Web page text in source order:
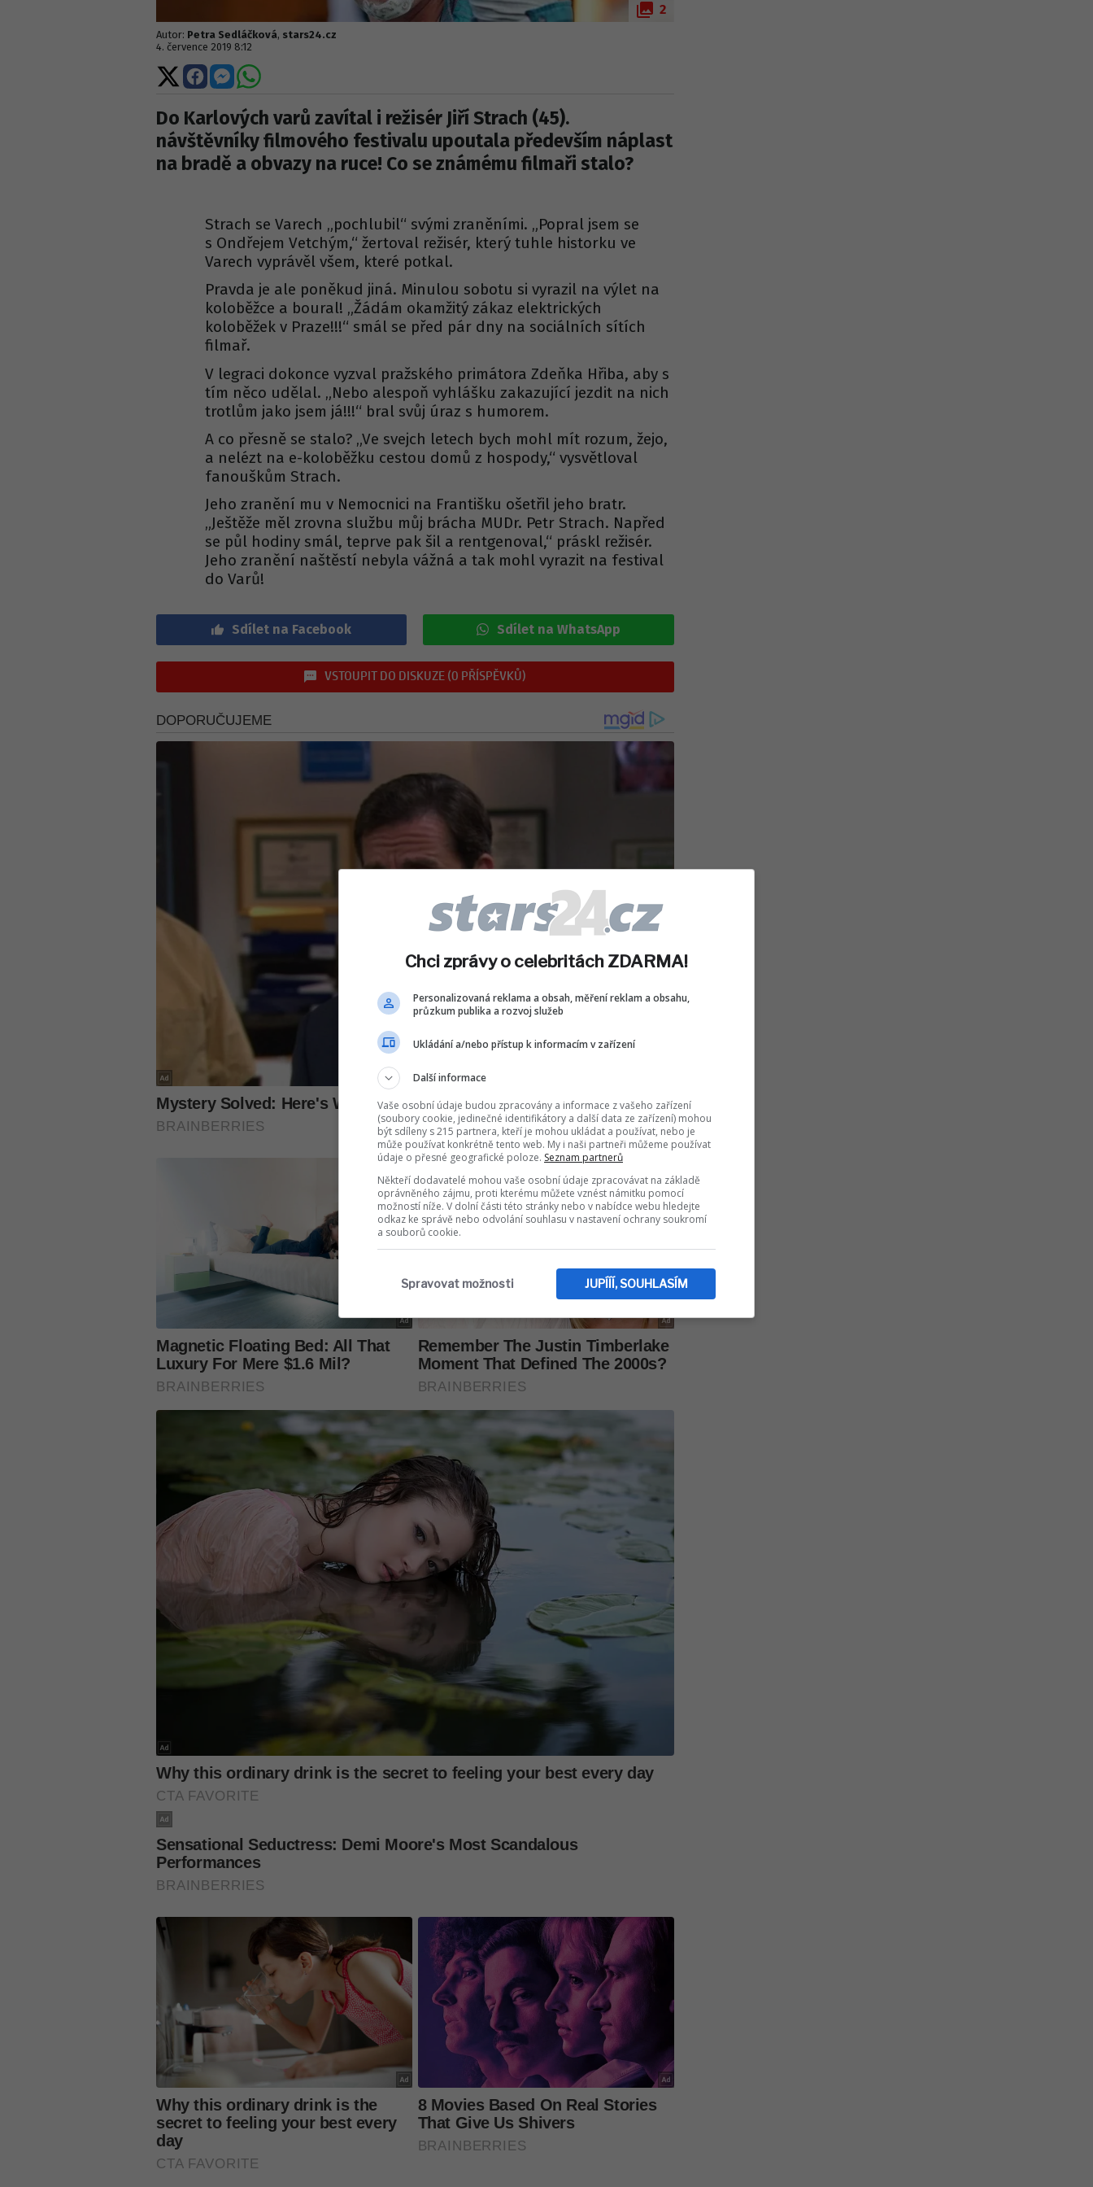
2
Autor: Petra Sedláčková, stars24.cz
4. července 2019 8:12
Sdílet
na
Sdílet
na
Sdílet
na
Sdílet
Do Karlových varů zavítal i režisér Jiří Strach (45).
návštěvníky filmového festivalu upoutala především náplast
na bradě a obvazy na ruce! Co se známému filmaři stalo?
Strach se Varech „pochlubil“ svými zraněními. „Popral jsem se
s Ondřejem Vetchým,“ žertoval režisér, který tuhle historku ve
Varech vyprávěl všem, které potkal.
Pravda je ale poněkud jiná. Minulou sobotu si vyrazil na výlet na
koloběžce a boural! „Žádám okamžitý zákaz elektrických
koloběžek v Praze!!!“ smál se před pár dny na sociálních sítích
filmař.
V legraci dokonce vyzval pražského primátora Zdeňka Hřiba, aby s
tím něco udělal. „Nebo alespoň vyhlášku zakazující jezdit na nich
trotlům jako jsem já!!!“ bral svůj úraz s humorem.
A co přesně se stalo? „Ve svejch letech bych mohl mít rozum, žejo,
a nelézt na e-koloběžku cestou domů z hospody,“ vysvětloval
fanouškům Strach.
Jeho zranění mu v Nemocnici na Františku ošetřil jeho bratr.
„Ještěže měl zrovna službu můj brácha MUDr. Petr Strach. Napřed
se půl hodiny smál, teprve pak šil a rentgenoval,“ práskl režisér.
Jeho zranění naštěstí nebyla vážná a tak mohl vyrazit na festival
do Varů!
Sdílet na Facebook Sdílet na WhatsApp
VSTOUPIT DO DISKUZE (0 PŘÍSPĚVKŮ)
Chci zprávy o celebritách ZDARMA!
Personalizovaná reklama a obsah, měření reklam a obsahu,
průzkum publika a rozvoj služeb
Ukládání a/nebo přístup k informacím v zařízení
Další informace
Vaše osobní údaje budou zpracovány a informace z vašeho zařízení
(soubory cookie, jedinečné identifikátory a další data ze zařízení) mohou
být sdíleny s 215 partnera, kteří je mohou ukládat a používat, nebo je
může používat konkrétně tento web. My i naši partneři můžeme používat
údaje o přesné geografické poloze. Seznam partnerů
Někteří dodavatelé mohou vaše osobní údaje zpracovávat na základě
oprávněného zájmu, proti kterému můžete vznést námitku pomocí
možností níže. V dolní části této stránky nebo v nabídce webu hledejte
odkaz ke správě nebo odvolání souhlasu v nastavení ochrany soukromí
a souborů cookie.
JUPÍÍÍ, SOUHLASÍM
Spravovat možnosti